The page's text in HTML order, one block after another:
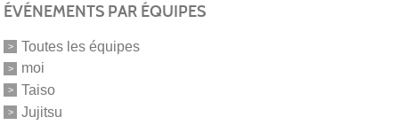
ÉVÉNEMENTS PAR ÉQUIPES
Toutes les équipes
moi
Taiso
Jujitsu